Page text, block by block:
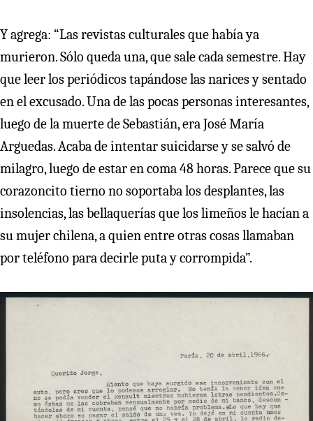
Y agrega: “Las revistas culturales que había ya
murieron. Sólo queda una, que sale cada semestre. Hay
que leer los periódicos tapándose las narices y sentado
en el excusado. Una de las pocas personas interesantes,
luego de la muerte de Sebastián, era José María
Arguedas. Acaba de intentar suicidarse y se salvó de
milagro, luego de estar en coma 48 horas. Parece que su
corazoncito tierno no soportaba los desplantes, las
insolencias, las bellaquerías que los limeños le hacían a
su mujer chilena, a quien entre otras cosas llamaban
por teléfono para decirle puta y corrompida”.